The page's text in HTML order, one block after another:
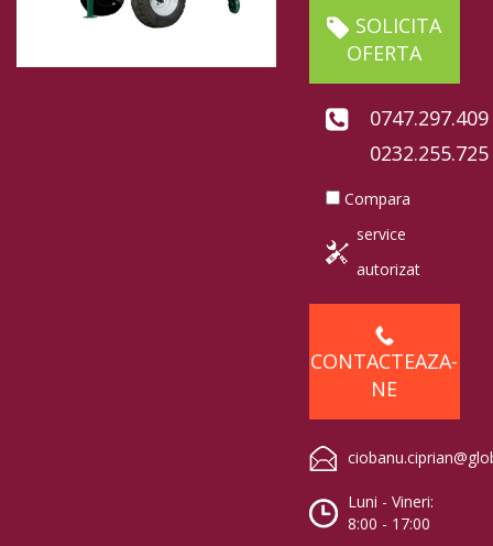
SOLICITA
OFERTA
0747.297.409
0232.255.725
Compara
service
autorizat
CONTACTEAZA-
NE
Luni - Vineri:
8:00 - 17:00